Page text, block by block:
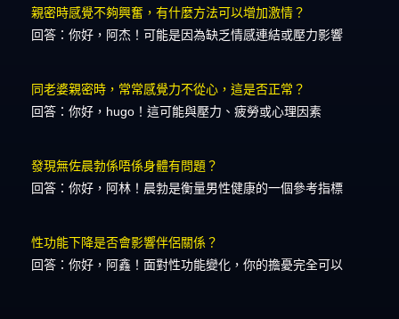
親密時感覺不夠興奮，有什麼方法可以增加激情？
回答：你好，阿杰！可能是因為缺乏情感連結或壓力影響
同老婆親密時，常常感覺力不從心，這是否正常？
回答：你好，hugo！這可能與壓力、疲勞或心理因素
發現無佐晨勃係唔係身體有問題？
回答：你好，阿林！晨勃是衡量男性健康的一個參考指標
性功能下降是否會影響伴侶關係？
回答：你好，阿鑫！面對性功能變化，你的擔憂完全可以